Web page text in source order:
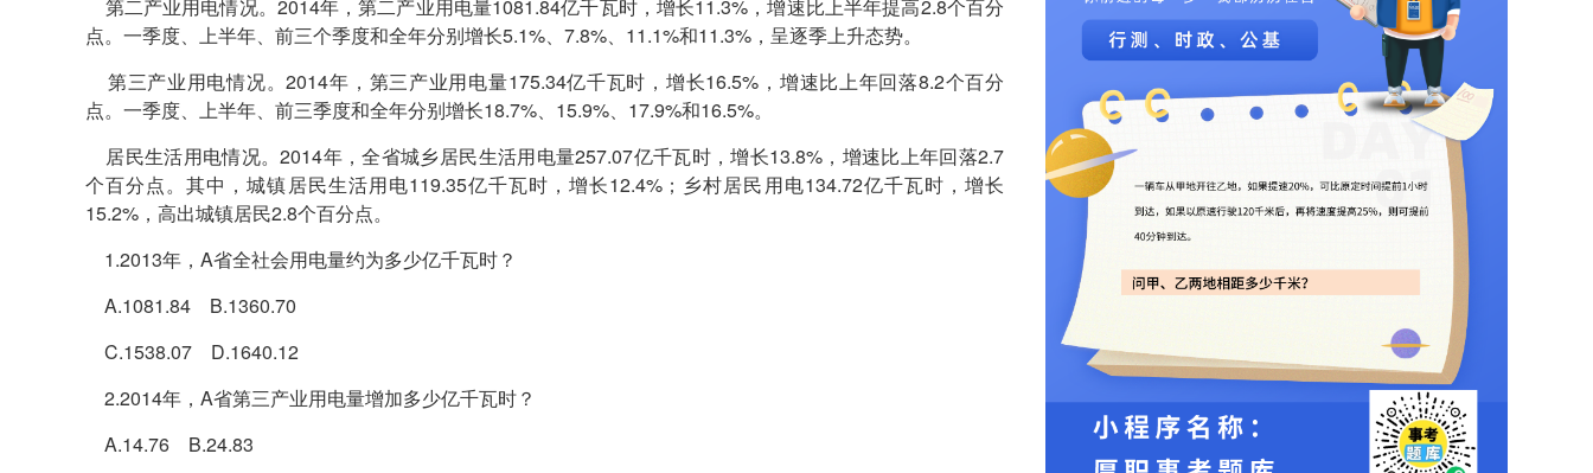
第二产业用电情况。2014年，第二产业用电量1081.84亿千瓦时，增长11.3%，增速比上半年提高2.8个百分
点。一季度、上半年、前三个季度和全年分别增长5.1%、7.8%、11.1%和11.3%，呈逐季上升态势。
第三产业用电情况。2014年，第三产业用电量175.34亿千瓦时，增长16.5%，增速比上年回落8.2个百分
点。一季度、上半年、前三季度和全年分别增长18.7%、15.9%、17.9%和16.5%。
居民生活用电情况。2014年，全省城乡居民生活用电量257.07亿千瓦时，增长13.8%，增速比上年回落2.7
个百分点。其中，城镇居民生活用电119.35亿千瓦时，增长12.4%；乡村居民用电134.72亿千瓦时，增长
15.2%，高出城镇居民2.8个百分点。
1.2013年，A省全社会用电量约为多少亿千瓦时？
A.1081.84 B.1360.70
C.1538.07 D.1640.12
2.2014年，A省第三产业用电量增加多少亿千瓦时？
A.14.76 B.24.83